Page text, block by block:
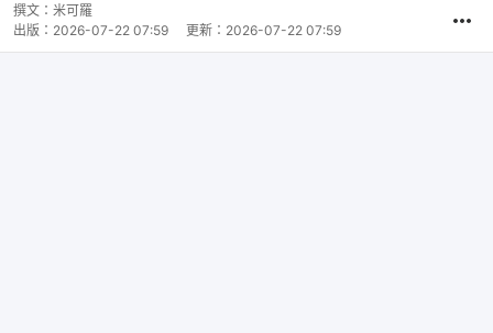
撰文： 米可羅
出版： 2026-07-22 07:59 更新： 2026-07-22 07:59